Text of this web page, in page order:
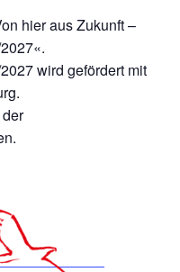
hier aus Zukunft –
wird gefördert mit